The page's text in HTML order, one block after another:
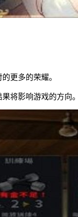
更多的荣耀。
将影响游戏的方向